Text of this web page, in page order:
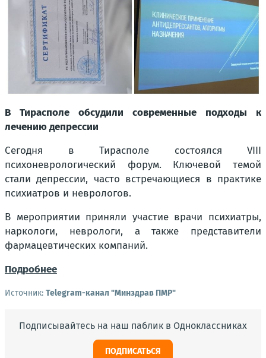
В Тирасполе обсудили современные подходы к
лечению депрессии
Сегодня в Тирасполе состоялся VIII
психоневрологический форум. Ключевой темой
стали депрессии, часто встречающиеся в практике
психиатров и неврологов.
В мероприятии приняли участие врачи психиатры,
наркологи, неврологи, а также представители
фармацевтических компаний.
Подробнее
Источник: Telegram-канал "Минздрав ПМР"
Подписывайтесь на наш паблик в Одноклассниках
ПОДПИСАТЬСЯ